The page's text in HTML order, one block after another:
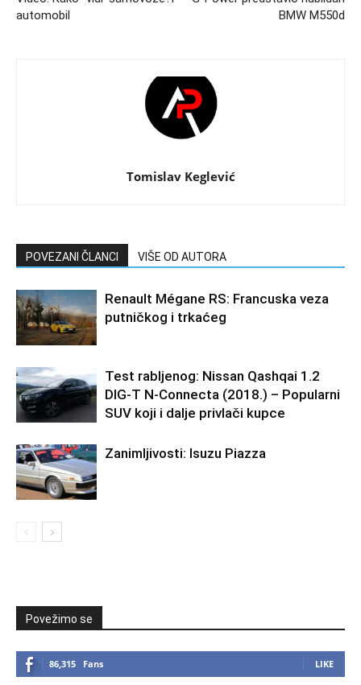
automobil
BMW M550d
Tomislav Keglević
POVEZANI ČLANCI VIŠE OD AUTORA
Renault Mégane RS: Francuska veza
putničkog i trkaćeg
Test rabljenog: Nissan Qashqai 1.2
DIG-T N-Connecta (2018.) – Popularni
SUV koji i dalje privlači kupce
Zanimljivosti: Isuzu Piazza
Povežimo se
86,315 Fans LIKE